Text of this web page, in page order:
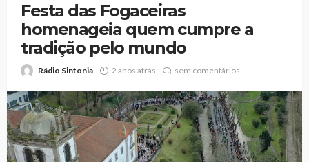
Festa das Fogaceiras
homenageia quem cumpre a
tradição pelo mundo
Rádio Sintonia 2 anos atrás sem comentários